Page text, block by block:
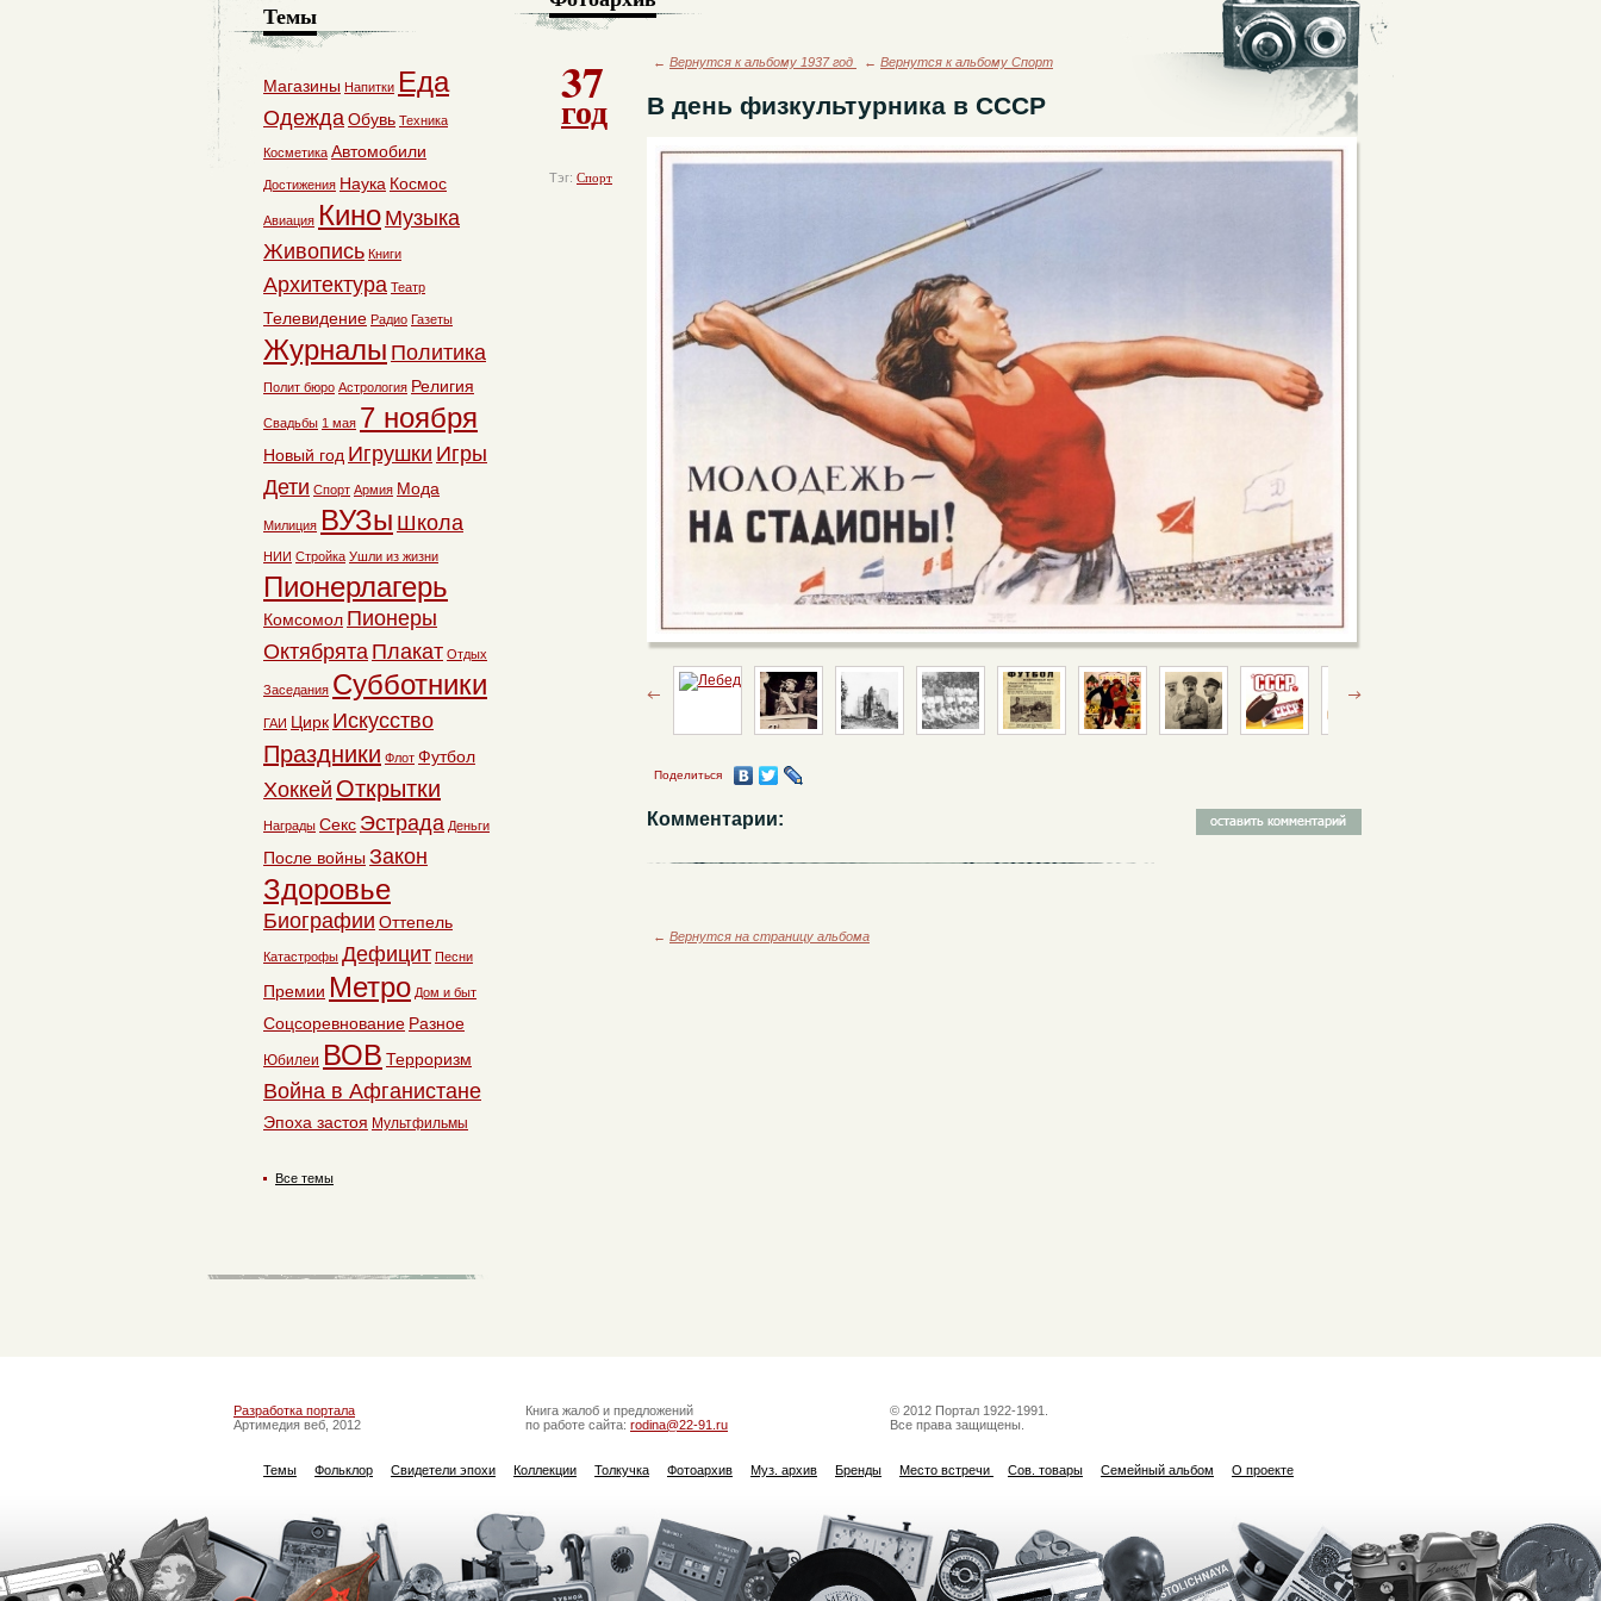
37
год
Тэг: Спорт
← Вернутся к альбому 1937 год ← Вернутся к альбому Спорт
В день физкультурника в СССР
Поделиться
Комментарии:
← Вернутся на страницу альбома
Темы
Магазины Напитки Еда
ОдеждаОбувь Техника
Косметика Автомобили
Достижения Наука Космос
Авиация Кино Музыка
Живопись Книги
Архитектура Театр
Телевидение Радио Газеты
Журналы Политика
Полит бюро Астрология Религия
Свадьбы 1 мая 7 ноября
Новый год Игрушки Игры
Дети Спорт Армия Мода
Милиция ВУЗы Школа
НИИ Стройка Ушли из жизни
Пионерлагерь
Комсомол Пионеры
Октябрята Плакат Отдых
Заседания Субботники
ГАИ Цирк Искусство
Праздники Флот Футбол
Хоккей Открытки
Награды Секс Эстрада Деньги
После войны Закон
Здоровье
Биографии Оттепель
Катастрофы Дефицит Песни
Премии Метро Дом и быт
Соцсоревнование Разное
Юбилеи ВОВ Терроризм
Война в Афганистане
Эпоха застоя Мультфильмы
Все темы
Разработка портала
Артимедия веб, 2012
Книга жалоб и предложений
по работе сайта: rodina@22-91.ru
© 2012 Портал 1922-1991.
Все права защищены.
Темы Фольклор Свидетели эпохи Коллекции Толкучка Фотоархив Муз. архив Бренды Место встречи Сов. товары Семейный альбом О проекте